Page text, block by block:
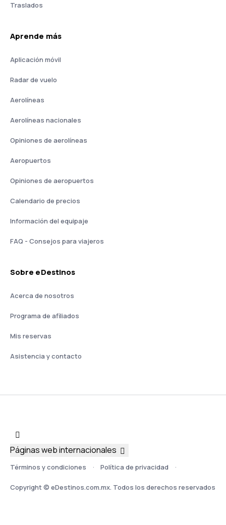
Traslados
Aprende más
Aplicación móvil
Radar de vuelo
Aerolíneas
Aerolíneas nacionales
Opiniones de aerolíneas
Aeropuertos
Opiniones de aeropuertos
Calendario de precios
Información del equipaje
FAQ - Consejos para viajeros
Sobre eDestinos
Acerca de nosotros
Programa de afiliados
Mis reservas
Asistencia y contacto
Términos y condiciones Política de privacidad
Copyright © eDestinos.com.mx. Todos los derechos reservados
Páginas web internacionales